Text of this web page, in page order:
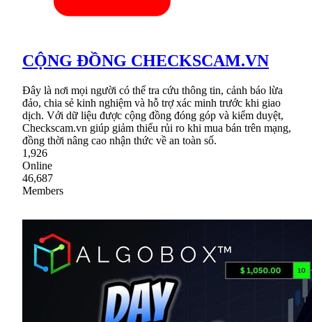
CỘNG ĐỒNG CHECKSCAM.VN
Đây là nơi mọi người có thể tra cứu thông tin, cảnh báo lừa
đảo, chia sẻ kinh nghiệm và hỗ trợ xác minh trước khi giao
dịch. Với dữ liệu được cộng đồng đóng góp và kiểm duyệt,
Checkscam.vn giúp giảm thiểu rủi ro khi mua bán trên mạng,
đồng thời nâng cao nhận thức về an toàn số.
1,926
Online
46,687
Members